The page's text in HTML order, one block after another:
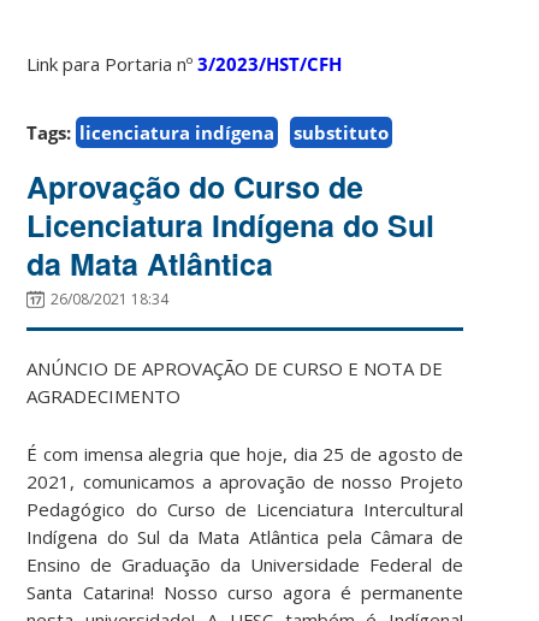
Link para Portaria nº3/2023/HST/CFH
Tags: licenciatura indígena substituto
Aprovação do Curso de
Licenciatura Indígena do Sul
da Mata Atlântica
26/08/2021 18:34
ANÚNCIO DE APROVAÇÃO DE CURSO E NOTA DE
AGRADECIMENTO
É com imensa alegria que hoje, dia 25 de agosto de
2021, comunicamos a aprovação de nosso Projeto
Pedagógico do Curso de Licenciatura Intercultural
Indígena do Sul da Mata Atlântica pela Câmara de
Ensino de Graduação da Universidade Federal de
Santa Catarina! Nosso curso agora é permanente